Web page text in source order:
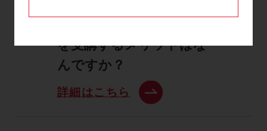
を受講するメリットはな
んですか？
詳細はこちら